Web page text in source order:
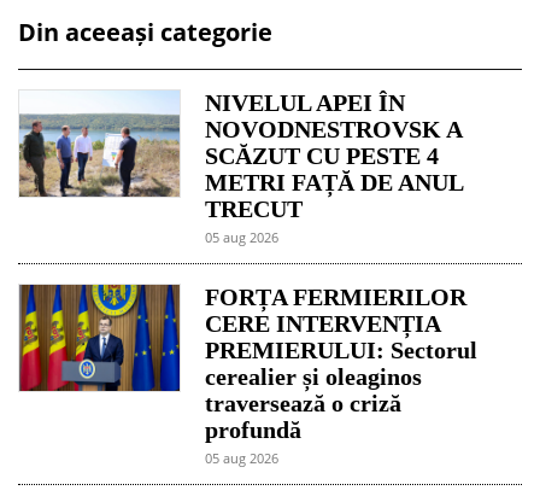
Din aceeași categorie
NIVELUL APEI ÎN
NOVODNESTROVSK A
SCĂZUT CU PESTE 4
METRI FAȚĂ DE ANUL
TRECUT
05 aug 2026
FORȚA FERMIERILOR
CERE INTERVENȚIA
PREMIERULUI: Sectorul
cerealier și oleaginos
traversează o criză
profundă
05 aug 2026